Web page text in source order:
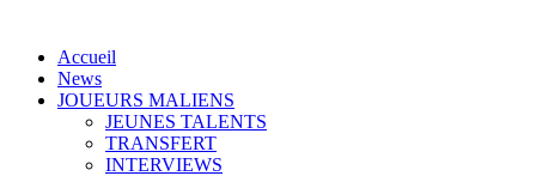
Accueil
News
JOUEURS MALIENS
JEUNES TALENTS
TRANSFERT
INTERVIEWS